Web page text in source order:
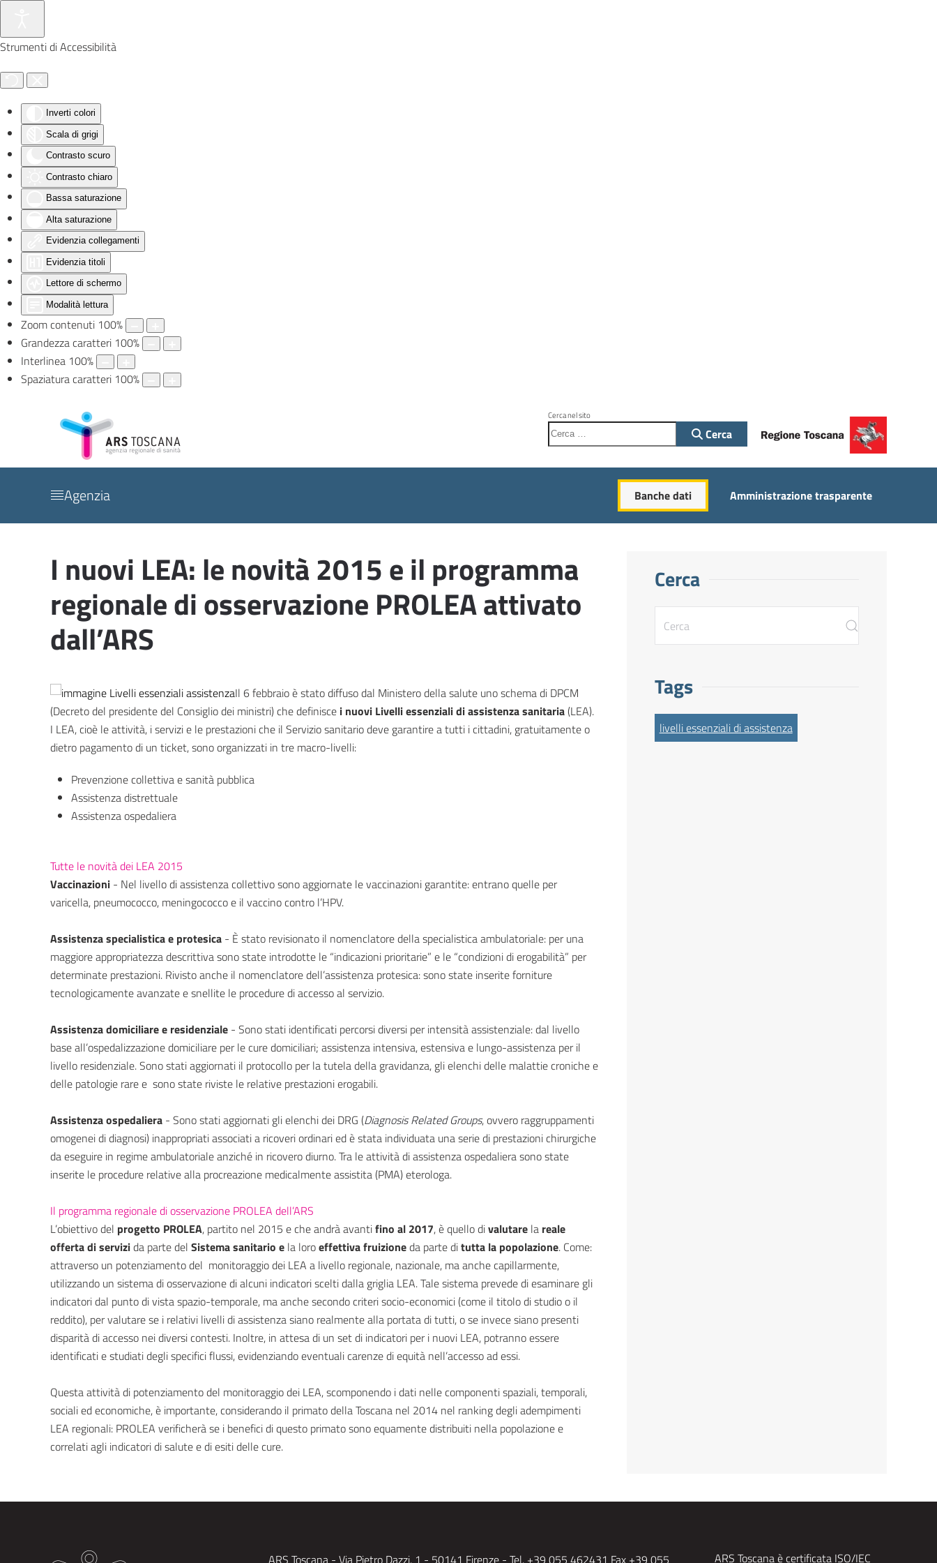
Strumenti di Accessibilità
Inverti colori
Scala di grigi
Contrasto scuro
Contrasto chiaro
Bassa saturazione
Alta saturazione
Evidenzia collegamenti
Evidenzia titoli
Lettore di schermo
Modalità lettura
Zoom contenuti 100%
Grandezza caratteri 100%
Interlinea 100%
Spaziatura caratteri 100%
Skip to main content
Cerca nel sito
Cerca
Agenzia Banche dati Amministrazione trasparente
I nuovi LEA: le novità 2015 e il programma
regionale di osservazione PROLEA attivato
dall’ARS
Il 6 febbraio è stato diffuso dal Ministero della salute uno schema di DPCM
(Decreto del presidente del Consiglio dei ministri) che definisce i nuovi Livelli essenziali di assistenza sanitaria(LEA).
I LEA, cioè le attività, i servizi e le prestazioni che il Servizio sanitario deve garantire a tutti i cittadini, gratuitamente o
dietro pagamento di un ticket, sono organizzati in tre macro-livelli:
Prevenzione collettiva e sanità pubblica
Assistenza distrettuale
Assistenza ospedaliera
Tutte le novità dei LEA 2015
Vaccinazioni - Nel livello di assistenza collettivo sono aggiornate le vaccinazioni garantite: entrano quelle per
varicella, pneumococco, meningococco e il vaccino contro l’HPV.
Assistenza specialistica e protesica - È stato revisionato il nomenclatore della specialistica ambulatoriale: per una
maggiore appropriatezza descrittiva sono state introdotte le “indicazioni prioritarie” e le “condizioni di erogabilità” per
determinate prestazioni. Rivisto anche il nomenclatore dell’assistenza protesica: sono state inserite forniture
tecnologicamente avanzate e snellite le procedure di accesso al servizio.
Assistenza domiciliare e residenziale - Sono stati identificati percorsi diversi per intensità assistenziale: dal livello
base all’ospedalizzazione domiciliare per le cure domiciliari; assistenza intensiva, estensiva e lungo-assistenza per il
livello residenziale. Sono stati aggiornati il protocollo per la tutela della gravidanza, gli elenchi delle malattie croniche e
delle patologie rare e sono state riviste le relative prestazioni erogabili.
Assistenza ospedaliera - Sono stati aggiornati gli elenchi dei DRG (Diagnosis Related Groups,ovvero raggruppamenti
omogenei di diagnosi) inappropriati associati a ricoveri ordinari ed è stata individuata una serie di prestazioni chirurgiche
da eseguire in regime ambulatoriale anziché in ricovero diurno. Tra le attività di assistenza ospedaliera sono state
inserite le procedure relative alla procreazione medicalmente assistita (PMA) eterologa.
Il programma regionale di osservazione PROLEA dell’ARS
L’obiettivo del progetto PROLEA, partito nel 2015 e che andrà avantifino al 2017, è quello divalutare la reale
offerta di servizida parte del Sistema sanitario e la loroeffettiva fruizioneda parte ditutta la popolazione. Come:
attraverso un potenziamento del monitoraggio dei LEA a livello regionale, nazionale, ma anche capillarmente,
utilizzando un sistema di osservazione di alcuni indicatori scelti dalla griglia LEA. Tale sistema prevede di esaminare gli
indicatori dal punto di vista spazio-temporale, ma anche secondo criteri socio-economici (come il titolo di studio o il
reddito), per valutare se i relativi livelli di assistenza siano realmente alla portata di tutti, o se invece siano presenti
disparità di accesso nei diversi contesti. Inoltre, in attesa di un set di indicatori per i nuovi LEA, potranno essere
identificati e studiati degli specifici flussi, evidenziando eventuali carenze di equità nell’accesso ad essi.
Questa attività di potenziamento del monitoraggio dei LEA, scomponendo i dati nelle componenti spaziali, temporali,
sociali ed economiche, è importante, considerando il primato della Toscana nel 2014 nel ranking degli adempimenti
LEA regionali: PROLEA verificherà se i benefici di questo primato sono equamente distribuiti nella popolazione e
correlati agli indicatori di salute e di esiti delle cure.
Cerca
Tags
livelli essenziali di assistenza
ARS Toscana è certificata ISO/IEC